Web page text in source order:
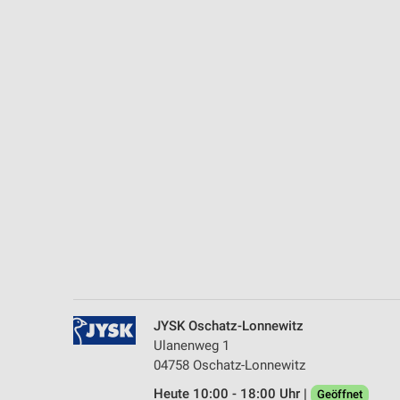
JYSK Oschatz-Lonnewitz
Ulanenweg 1
04758 Oschatz-Lonnewitz
Heute 10:00 - 18:00 Uhr |
Geöffnet
Performance